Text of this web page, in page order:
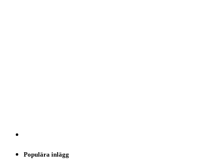
Populära inlägg